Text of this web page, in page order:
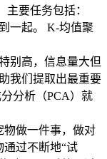
要任务包括：
一起。 K-均值聚
别高，信息量大但
我们提取出最重要
分析（PCA）就
物做一件事，做对
过不断地“试